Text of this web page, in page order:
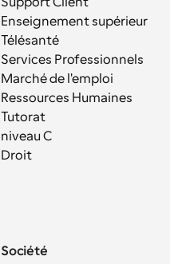
Enseignement supérieur
Télésanté
Services Professionnels
Marché de l'emploi
Ressources Humaines
Tutorat
niveau C
Droit
Société